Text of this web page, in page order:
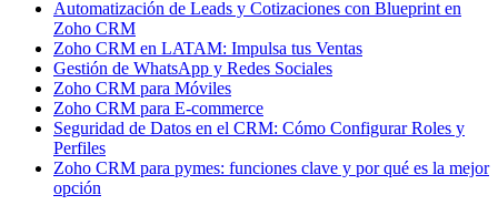
Automatización de Leads y Cotizaciones con Blueprint en
Zoho CRM
Zoho CRM en LATAM: Impulsa tus Ventas
Gestión de WhatsApp y Redes Sociales
Zoho CRM para Móviles
Zoho CRM para E-commerce
Seguridad de Datos en el CRM: Cómo Configurar Roles y
Perfiles
Zoho CRM para pymes: funciones clave y por qué es la mejor
opción